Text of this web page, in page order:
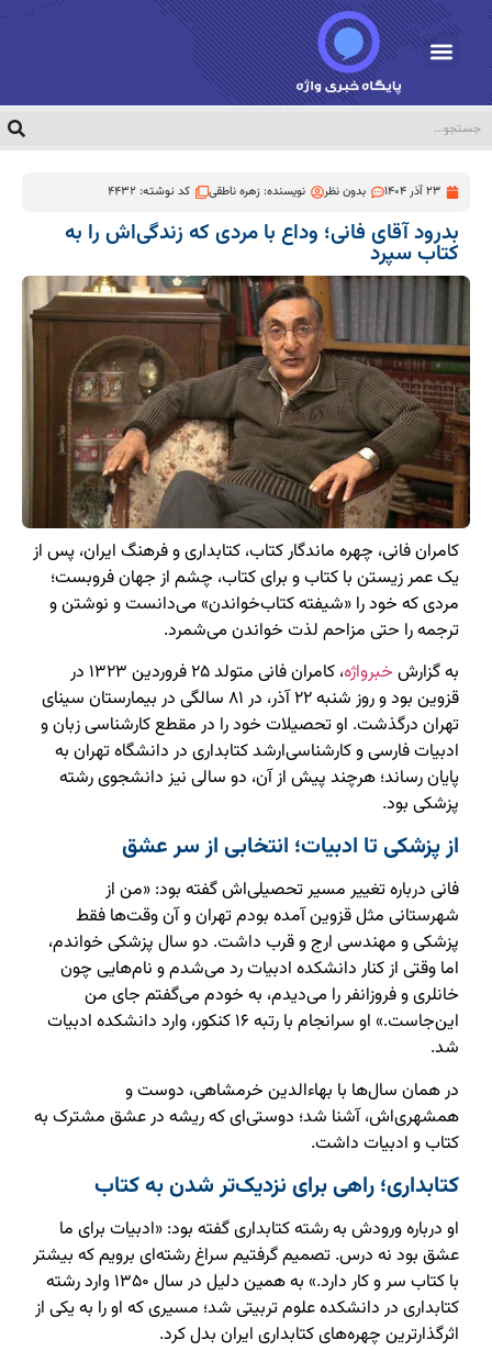
23 آذر 1404 بدون نظر نویسنده:زهره ناطقی کد نوشته: 4432
بدرود آقای فانی؛ وداع با مردی که زندگی‌اش را به
کتاب سپرد
کامران فانی، چهره ماندگار کتاب، کتابداری و فرهنگ ایران، پس از
یک عمر زیستن با کتاب و برای کتاب، چشم از جهان فروبست؛
مردی که خود را «شیفته کتاب‌خواندن» می‌دانست و نوشتن و
ترجمه را حتی مزاحم لذت خواندن می‌شمرد.
به گزارش خبرواژه
، کامران فانی متولد ۲۵ فروردین ۱۳۲۳ در
قزوین بود و روز شنبه ۲۲ آذر، در ۸۱ سالگی در بیمارستان سینای
تهران درگذشت. او تحصیلات خود را در مقطع کارشناسی زبان و
ادبیات فارسی و کارشناسی‌ارشد کتابداری در دانشگاه تهران به
پایان رساند؛ هرچند پیش از آن، دو سالی نیز دانشجوی رشته
پزشکی بود.
از پزشکی تا ادبیات؛ انتخابی از سر عشق
فانی درباره تغییر مسیر تحصیلی‌اش گفته بود: «من از
شهرستانی مثل قزوین آمده بودم تهران و آن وقت‌ها فقط
پزشکی و مهندسی ارج و قرب داشت. دو سال پزشکی خواندم،
اما وقتی از کنار دانشکده ادبیات رد می‌شدم و نام‌هایی چون
خانلری و فروزانفر را می‌دیدم، به خودم می‌گفتم جای من
این‌جاست.» او سرانجام با رتبه ۱۶ کنکور، وارد دانشکده ادبیات
شد.
در همان سال‌ها با بهاءالدین خرمشاهی، دوست و
همشهری‌اش، آشنا شد؛ دوستی‌ای که ریشه در عشق مشترک به
کتاب و ادبیات داشت.
کتابداری؛ راهی برای نزدیک‌تر شدن به کتاب
او درباره ورودش به رشته کتابداری گفته بود: «ادبیات برای ما
عشق بود نه درس. تصمیم گرفتیم سراغ رشته‌ای برویم که بیشتر
با کتاب سر و کار دارد.» به همین دلیل در سال ۱۳۵۰ وارد رشته
کتابداری در دانشکده علوم تربیتی شد؛ مسیری که او را به یکی از
اثرگذارترین چهره‌های کتابداری ایران بدل کرد.